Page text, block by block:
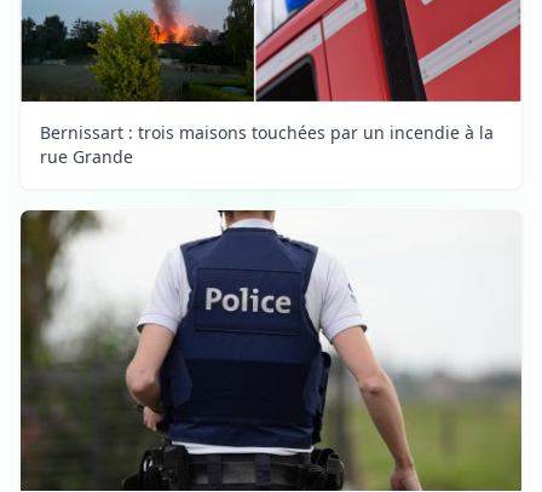
Bernissart : trois maisons touchées par un incendie à la
rue Grande